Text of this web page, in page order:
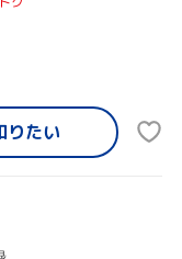
りたい